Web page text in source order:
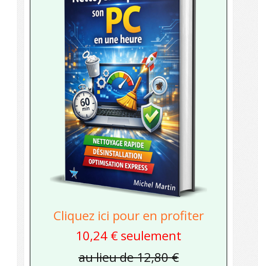
Cliquez ici pour en profiter
10,24 € seulement
au lieu de 12,80 €